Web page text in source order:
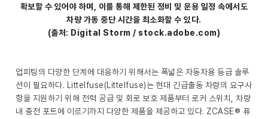
확보할 수 있어야 하며, 이를 통해 제한된 정비 및 운용 일정 속에서도
차량 가동 중단 시간을 최소화할 수 있다.
(출처: Digital Storm / stock.adobe.com)
업피팅의 다양한 단계에 대응하기 위해서는 폭넓은 자동차용 등급 솔루
션이 필요하다. Littelfuse(Littelfuse)는 현대 긴급출동 차량의 요구사
항을 지원하기 위해 전력 공급 및 회로 보호 제품부터 로커 스위치, 차량
내 충전 포트에 이르기까지 다양한 제품을 제공하고 있다. ZCASE® 퓨